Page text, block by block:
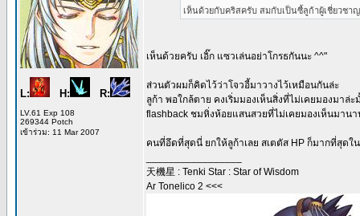
L: H: R:
LV.61 Exp 108
269344 Potch
เข้าร่วม: 11 Mar 2007
เห็นด้วยกับคริสครับ สมกับเป็นซี้ลูก้าผู้เชี่ยวช
เห็นด้วยครับ เอิ๊ก แซวเล่นอย่าโกรธกันนะ ^^"
ส่วนตัวผมก็คิดไว้ว่าโจวอี้มาวางไว้เหมือนกันล่ะ
ลูก้า พอใกล้ตาย คงเริ่มมองเห็นสิ่งที่ไม่เคยมองมา
flashback ชมหิ่งห้อยแสนสวยที่ไม่เคยมองเห็นมาน
คนที่อึดที่สุดนี่ ยกให้ลูก้าเลย สเตตัส HP ก็มากที่สุด
天機星 : Tenki Star : Star of Wisdom
Ar Tonelico 2 <<<